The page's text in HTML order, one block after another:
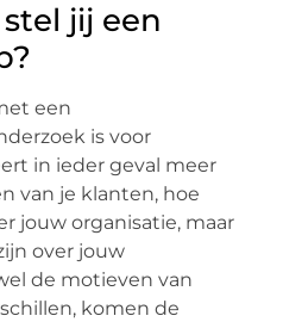
jij een
een
is voor
in ieder geval meer
van je klanten, hoe
jouw organisatie, maar
over jouw
de motieven van
komen de